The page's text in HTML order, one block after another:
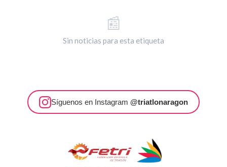
📰
Sin noticias para esta etiqueta
Síguenos en Instagram @triatlonaragon